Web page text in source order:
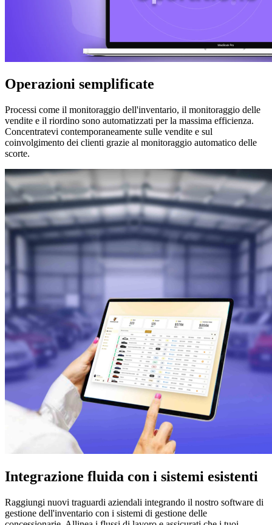
Operazioni semplificate
Processi come il monitoraggio dell'inventario, il monitoraggio delle
vendite e il riordino sono automatizzati per la massima efficienza.
Concentratevi contemporaneamente sulle vendite e sul
coinvolgimento dei clienti grazie al monitoraggio automatico delle
scorte.
Integrazione fluida con i sistemi esistenti
Raggiungi nuovi traguardi aziendali integrando il nostro software di
gestione dell'inventario con i sistemi di gestione delle